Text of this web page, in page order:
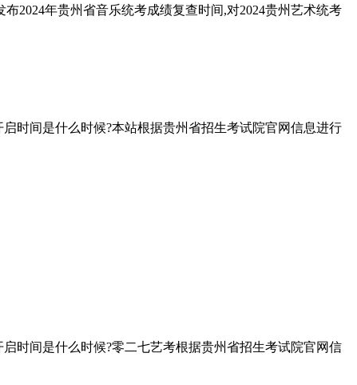
2024年贵州省音乐统考成绩复查时间,对2024贵州艺术统考
时间是什么时候?本站根据贵州省招生考试院官网信息进行
时间是什么时候?零二七艺考根据贵州省招生考试院官网信